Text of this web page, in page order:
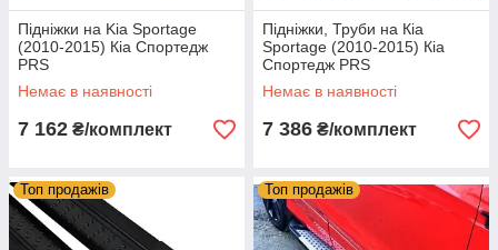
Підніжки на Kia Sportage
(2010-2015) Кіа Спортедж
PRS
Немає в наявності
7 162 ₴/комплект
Підніжки, Труби на Кіа
Sportage (2010-2015) Кіа
Спортедж PRS
Немає в наявності
7 386 ₴/комплект
Топ продажів Топ продажів